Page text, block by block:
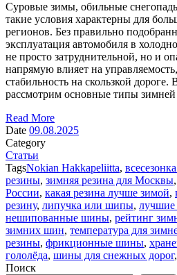
Суровые зимы, обильные
такие условия характерны для
регионов. Без правильно
эксплуатация автомобиля в
не просто затруднительной, но и
напрямую влияет на
стабильность на скользкой
рассмотрим основные типы
Read More
Date 09.08.2025
Category
Статьи
TagsNokian Hakkapeliitta,
резины, зимняя резина для Москвы,
России, какая резина лучше зимой,
резину, липучка или шипы,
нешипованные шины, рейтинг
зимних шин, температура для
резины, фрикционные шины,
гололёда, шины для снежных дорог,
Поиск